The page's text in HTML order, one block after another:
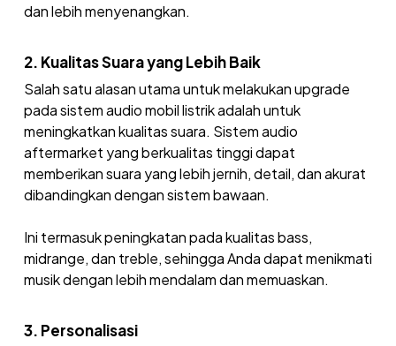
dan lebih menyenangkan.
2. Kualitas Suara yang Lebih Baik
Salah satu alasan utama untuk melakukan upgrade
pada sistem audio mobil listrik adalah untuk
meningkatkan kualitas suara. Sistem audio
aftermarket yang berkualitas tinggi dapat
memberikan suara yang lebih jernih, detail, dan akurat
dibandingkan dengan sistem bawaan.
Ini termasuk peningkatan pada kualitas bass,
midrange, dan treble, sehingga Anda dapat menikmati
musik dengan lebih mendalam dan memuaskan.
3. Personalisasi